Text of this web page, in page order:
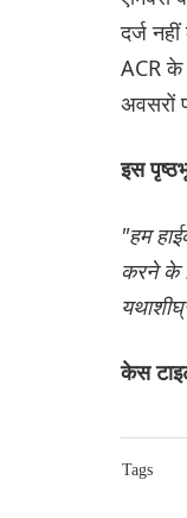
दर्ज
ACR के
अवसरों
इस
"हम
करने के
केस
Tags